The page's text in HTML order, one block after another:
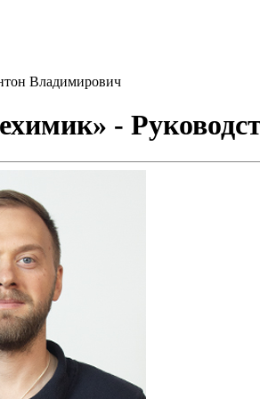
Владимирович
-